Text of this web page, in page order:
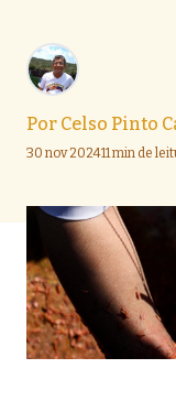
Por Celso Pinto
30 nov 202411 min de